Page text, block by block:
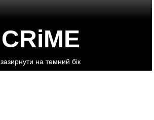
CRiME
зазирнути на темний бік